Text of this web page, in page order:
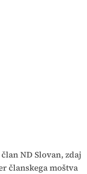
ND Slovan, zdaj
članskega moštva